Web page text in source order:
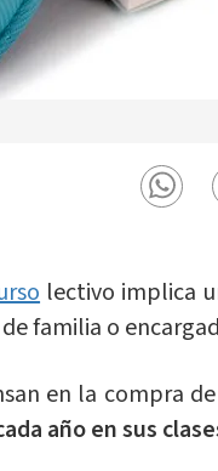
lectivo implica
de familia o
en la compra
año en sus